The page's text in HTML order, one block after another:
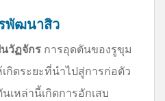
พัฒนาสิว
วัฏจักร การอุดตันของรูขุม
กิดระยะที่นำไปสู่การก่อตัว
เหล่านี้เกิดการอักเสบ